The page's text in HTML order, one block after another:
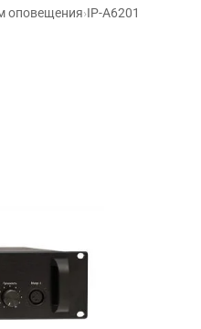
оповещения›IP-A6201